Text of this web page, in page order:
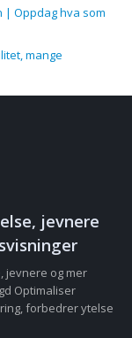
| Oppdag hva som
mange
jevnere
jevnere og mer
Optimaliser
forbedrer ytelse